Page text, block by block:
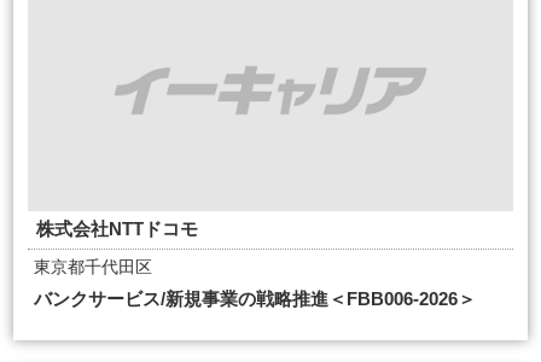
株式会社NTTドコモ
東京都千代田区
バンクサービス/新規事業の戦略推進＜FBB006-2026＞